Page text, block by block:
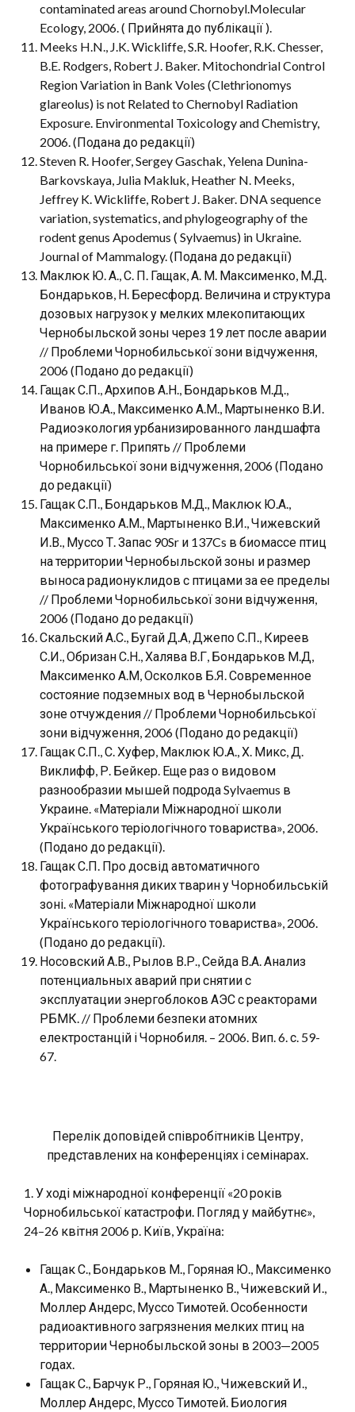
contaminated areas around Chornobyl.Molecular
Ecology, 2006. ( Прийнята до публікації ).
Meeks H.N., J.K. Wickliffe, S.R. Hoofer, R.K. Chesser,
B.E. Rodgers, Robert J. Baker. Mitochondrial Control
Region Variation in Bank Voles (Clethrionomys
glareolus) is not Related to Chernobyl Radiation
Exposure. Environmental Toxicology and Chemistry,
2006. (Подана до редакції)
Steven R. Hoofer, Sergey Gaschak, Yelena Dunina-
Barkovskaya, Julia Makluk, Heather N. Meeks,
Jeffrey K. Wickliffe, Robert J. Baker. DNA sequence
variation, systematics, and phylogeography of the
rodent genus Apodemus ( Sylvaemus) in Ukraine.
Journal of Mammalogy. (Подана до редакції)
Маклюк Ю. А., С. П. Гащак, А. М. Максименко, М.Д.
Бондарьков, Н. Бересфорд. Величина и структура
дозовых нагрузок у мелких млекопитающих
Чернобыльской зоны через 19 лет после аварии
// Проблеми Чорнобильської зони відчуження,
2006 (Подано до редакції)
Гащак С.П., Архипов А.Н., Бондарьков М.Д.,
Иванов Ю.А., Максименко А.М., Мартыненко В.И.
Радиоэкология урбанизированного ландшафта
на примере г. Припять // Проблеми
Чорнобильської зони відчуження, 2006 (Подано
до редакції)
Гащак С.П., Бондарьков М.Д., Маклюк Ю.А.,
Максименко А.М., Мартыненко В.И., Чижевский
И.В., Муссо Т. Запас 90Sr и 137Cs в биомассе птиц
на территории Чернобыльской зоны и размер
выноса радионуклидов с птицами за ее пределы
// Проблеми Чорнобильської зони відчуження,
2006 (Подано до редакції)
Скальский А.С., Бугай Д.А, Джепо С.П., Киреев
С.И., Обризан С.Н., Халява В.Г, Бондарьков М.Д,
Максименко А.М, Осколков Б.Я. Современное
состояние подземных вод в Чернобыльской
зоне отчуждения // Проблеми Чорнобильської
зони відчуження, 2006 (Подано до редакції)
Гащак С.П., С. Хуфер, Маклюк Ю.А., Х. Микс, Д.
Виклифф, Р. Бейкер. Еще раз о видовом
разнообразии мышей подрода Sylvaemus в
Украине. «Матеріали Міжнародної школи
Українського теріологічного товариства», 2006.
(Подано до редакції).
Гащак С.П. Про досвід автоматичного
фотографування диких тварин у Чорнобильській
зоні. «Матеріали Міжнародної школи
Українського теріологічного товариства», 2006.
(Подано до редакції).
Носовский А.В., Рылов В.Р., Сейда В.А. Анализ
потенциальных аварий при снятии с
эксплуатации энергоблоков АЭС с реакторами
РБМК. // Проблеми безпеки атомних
електростанцій і Чорнобиля. – 2006. Вип. 6. с. 59-
67.
Перелік доповідей співробітників Центру,
представлених на конференціях і семінарах.
1. У ході міжнародної конференції «20 років
Чорнобильської катастрофи. Погляд у майбутнє»,
24–26 квітня 2006 р. Київ, Україна:
Гащак С., Бондарьков М., Горяная Ю., Максименко
А., Максименко В., Мартыненко В., Чижевский И.,
Моллер Андерс, Муссо Тимотей. Особенности
радиоактивного загрязнения мелких птиц на
территории Чернобыльской зоны в 2003—2005
годах.
Гащак С., Барчук Р., Горяная Ю., Чижевский И.,
Моллер Андерс, Муссо Тимотей. Биология